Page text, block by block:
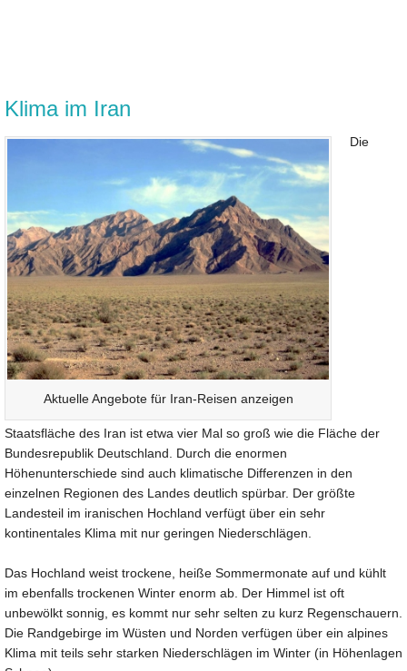
Klima im Iran
Aktuelle Angebote für Iran-Reisen anzeigen
Die
Staatsfläche des Iran ist etwa vier Mal so groß wie die Fläche der
Bundesrepublik Deutschland. Durch die enormen
Höhenunterschiede sind auch klimatische Differenzen in den
einzelnen Regionen des Landes deutlich spürbar. Der größte
Landesteil im iranischen Hochland verfügt über ein sehr
kontinentales Klima mit nur geringen Niederschlägen.
Das Hochland weist trockene, heiße Sommermonate auf und kühlt
im ebenfalls trockenen Winter enorm ab. Der Himmel ist oft
unbewölkt sonnig, es kommt nur sehr selten zu kurz Regenschauern.
Die Randgebirge im Wüsten und Norden verfügen über ein alpines
Klima mit teils sehr starken Niederschlägen im Winter (in Höhenlagen